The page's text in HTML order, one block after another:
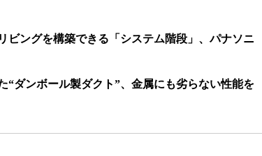
ビングを構築できる「システム階段」、パナソニ
“ダンボール製ダクト”、金属にも劣らない性能を